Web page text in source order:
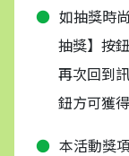
如抽獎時
抽獎】按
再次回到
鈕方可獲
本活動獎